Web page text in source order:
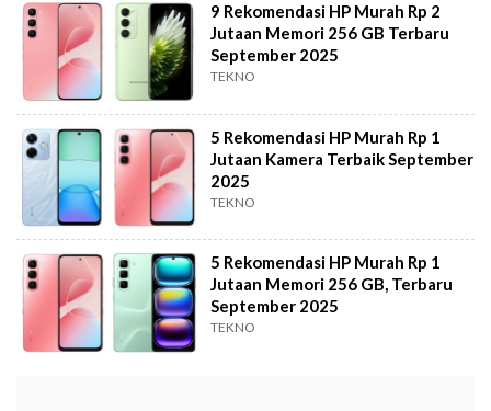
9 Rekomendasi HP Murah Rp 2
Jutaan Memori 256 GB Terbaru
September 2025
TEKNO
5 Rekomendasi HP Murah Rp 1
Jutaan Kamera Terbaik September
2025
TEKNO
5 Rekomendasi HP Murah Rp 1
Jutaan Memori 256 GB, Terbaru
September 2025
TEKNO